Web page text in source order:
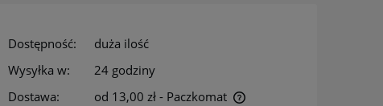
Dostępność:
duża ilość
Wysyłka w:
24 godziny
Dostawa:
od 13,00 zł - Paczkomat